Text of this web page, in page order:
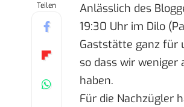
Teilen
Anlässlich des
19:30 Uhr im Dilo
Gaststätte ganz für
so dass wir
haben.
Für die Nachzügler